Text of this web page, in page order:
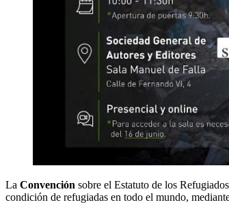
La Convención sobre el Estatuto de los
condición de refugiadas en todo el mundo,